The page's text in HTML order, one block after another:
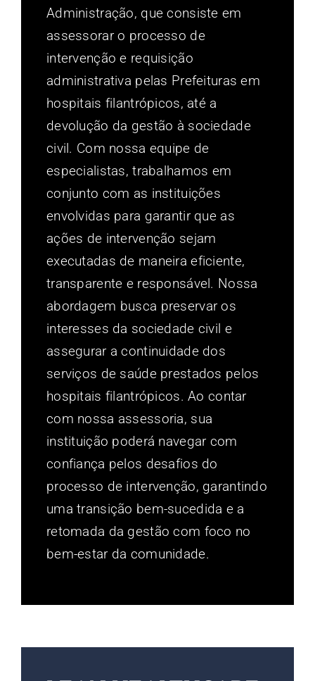
Administração, que consiste em
assessorar o processo de
intervenção e requisição
administrativa pelas Prefeituras em
hospitais filantrópicos, até a
devolução da gestão à sociedade
civil. Com nossa equipe de
especialistas, trabalhamos em
conjunto com as instituições
envolvidas para garantir que as
ações de intervenção sejam
executadas de maneira eficiente,
transparente e responsável. Nossa
abordagem busca preservar os
interesses da sociedade civil e
assegurar a continuidade dos
serviços de saúde prestados pelos
hospitais filantrópicos. Ao contar
com nossa assessoria, sua
instituição poderá navegar com
confiança pelos desafios do
processo de intervenção, garantindo
uma transição bem-sucedida e a
retomada da gestão com foco no
bem-estar da comunidade.